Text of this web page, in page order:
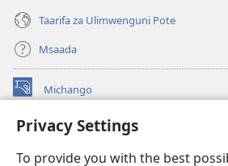
Privacy Settings
To provide you with the best
Taarifa za Ulimwenguni Pote
Msaada
Michango
(opens
window)Watchtower MAKTABA KWENYE
new